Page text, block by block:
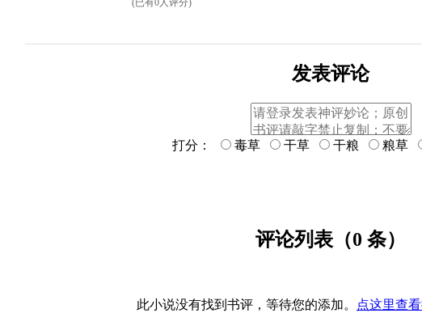
(已有0人评分)
发表评论
打分： 毒草 干草 干粮 粮草
评论列表（0 条）
此小说没有找到书评，等待您的添加。 点这里查